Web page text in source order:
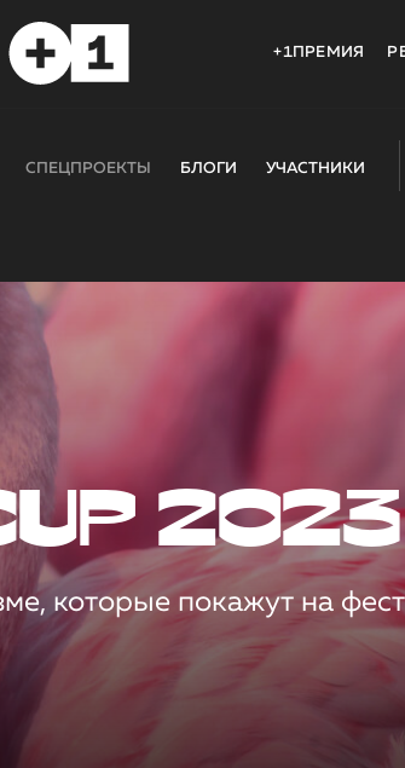
+1ПРЕМИЯ
СПЕЦПРОЕКТЫ БЛОГИ УЧАСТНИКИ
2023
которые покажут на